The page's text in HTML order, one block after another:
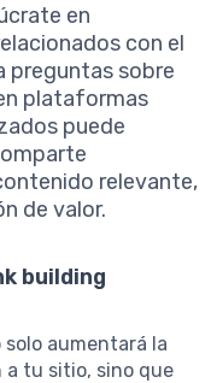
en
con el
preguntas sobre
plataformas
puede
relevante,
de valor.
building
aumentará la
tu sitio, sino que